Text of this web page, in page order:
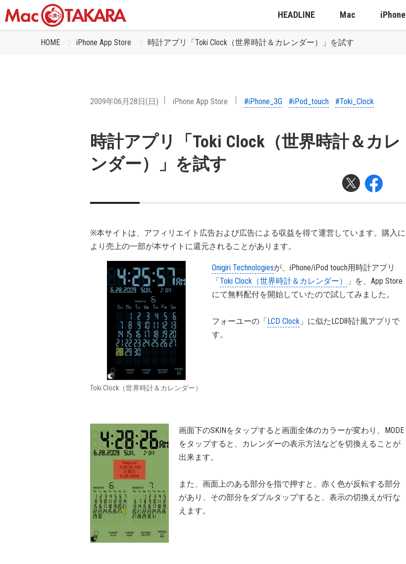
HEADLINE Mac iPhone
HOME iPhone App Store 時計アプリ「Toki Clock（世界時計＆カレンダー）」を試す
2009年06月28日(日) iPhone App Store #iPhone_3G #iPod_touch #Toki_Clock
時計アプリ「Toki Clock（世界時計＆カレ
ンダー）」を試す
※本サイトは、アフィリエイト広告および広告による収益を得て運営しています。購入に
より売上の一部が本サイトに還元されることがあります。
Toki Clock（世界時計＆カレンダー）
Onigiri Technologiesが、iPhone/iPod touch用時計アプリ
「Toki Clock（世界時計＆カレンダー）
」を、App Store
にて無料配付を開始していたので試してみました。
フォーユーの「LCD Clock 」に似たLCD時計風アプリで
す。
画面下のSKINをタップすると画面全体のカラーが変わり、MODE
をタップすると、カレンダーの表示方法などを切換えることが
出来ます。
また、画面上のある部分を指で押すと、赤く色が反転する部分
があり、その部分をダブルタップすると、表示の切換えが行な
えます。